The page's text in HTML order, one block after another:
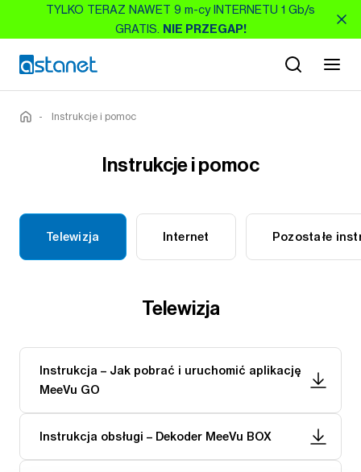
TYLKO TERAZ NAWET 9 m-cy INTERNETU 1 Gb/s
GRATIS. NIE PRZEGAP!
- Instrukcje i pomoc
Instrukcje i pomoc
Telewizja Internet Pozostałe
Telewizja
Instrukcja – Jak pobrać i uruchomić aplikację
MeeVu GO
Instrukcja obsługi – Dekoder MeeVu BOX